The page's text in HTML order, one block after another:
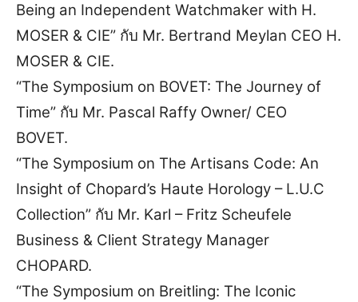
Being an Independent Watchmaker with H.
MOSER & CIE” กับ Mr. Bertrand Meylan CEO H.
MOSER & CIE.
“The Symposium on BOVET: The Journey of
Time” กับ Mr. Pascal Raffy Owner/ CEO
BOVET.
“The Symposium on The Artisans Code: An
Insight of Chopard’s Haute Horology – L.U.C
Collection” กับ Mr. Karl – Fritz Scheufele
Business & Client Strategy Manager
CHOPARD.
“The Symposium on Breitling: The Iconic